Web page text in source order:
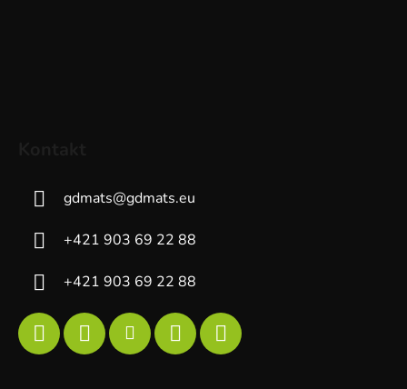
gdmats@gdmats.eu
+421 903 69 22 88
+421 903 69 22 88